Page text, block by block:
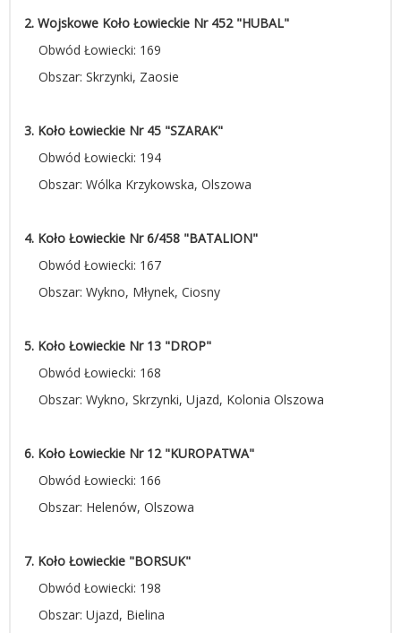
2. Wojskowe Koło Łowieckie Nr 452 "HUBAL"
Obwód Łowiecki: 169
Obszar: Skrzynki, Zaosie
3. Koło Łowieckie Nr 45 "SZARAK"
Obwód Łowiecki: 194
Obszar: Wólka Krzykowska, Olszowa
4. Koło Łowieckie Nr 6/458 "BATALION"
Obwód Łowiecki: 167
Obszar: Wykno, Młynek, Ciosny
5. Koło Łowieckie Nr 13 "DROP"
Obwód Łowiecki: 168
Obszar: Wykno, Skrzynki, Ujazd, Kolonia Olszowa
6. Koło Łowieckie Nr 12 "KUROPATWA"
Obwód Łowiecki: 166
Obszar: Helenów, Olszowa
7. Koło Łowieckie "BORSUK"
Obwód Łowiecki: 198
Obszar: Ujazd, Bielina